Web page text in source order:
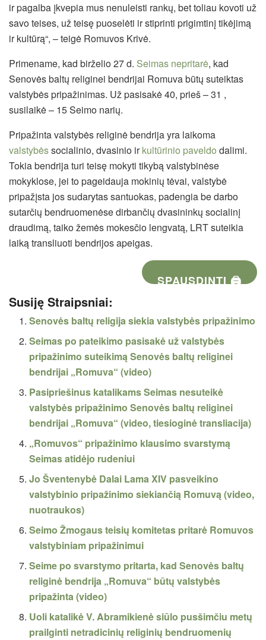
ir pagalba įkvepia mus nenuleisti rankų, bet toliau kovoti už
savo teises, už teisę puoselėti ir stiprinti prigimtinį tikėjimą
ir kultūrą“, – teigė Romuvos Krivė.
Primename, kad birželio 27 d. Seimas nepritarė, kad
Senovės baltų religinei bendrijai Romuva būtų suteiktas
valstybės pripažinimas. Už pasisakė 40, prieš – 31 ,
susilaikė – 15 Seimo narių.
Pripažinta valstybės religinė bendrija yra laikoma
valstybėssocialinio, dvasinio irkultūrinio paveldo dalimi.
Tokia bendrija turi teisę mokyti tikybą valstybinėse
mokyklose, jei to pageidauja mokinių tėvai, valstybė
pripažįsta jos sudarytas santuokas, padengia be darbo
sutarčių bendruomenėse dirbančių dvasininkų socialinį
draudimą, taiko žemės mokesčio lengvatą, LRT suteikia
laiką transliuoti bendrijos apeigas.
SPAUSDINTI 🖨
Susiję Straipsniai:
Senovės baltų religija siekia valstybės pripažinimo
Seimas po pateikimo pasisakė už valstybės
pripažinimo suteikimą Senovės baltų religinei
bendrijai „Romuva“ (video)
Pasipriešinus katalikams Seimas nesuteikė
valstybės pripažinimo Senovės baltų religinei
bendrijai „Romuva“ (video, tiesioginė transliacija)
„Romuvos“ pripažinimo klausimo svarstymą
Seimas atidėjo rudeniui
Jo Šventenybė Dalai Lama XIV pasveikino
valstybinio pripažinimo siekiančią Romuvą (video,
nuotraukos)
Seimo Žmogaus teisių komitetas pritarė Romuvos
valstybiniam pripažinimui
Seime po svarstymo pritarta, kad Senovės baltų
religinė bendrija „Romuva“ būtų valstybės
pripažinta (video)
Uoli katalikė V. Abramikienė siūlo pusšimčiu metų
prailginti netradicinių religinių bendruomenių